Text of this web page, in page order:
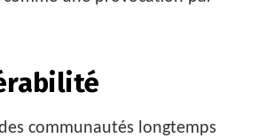
communautés longtemps